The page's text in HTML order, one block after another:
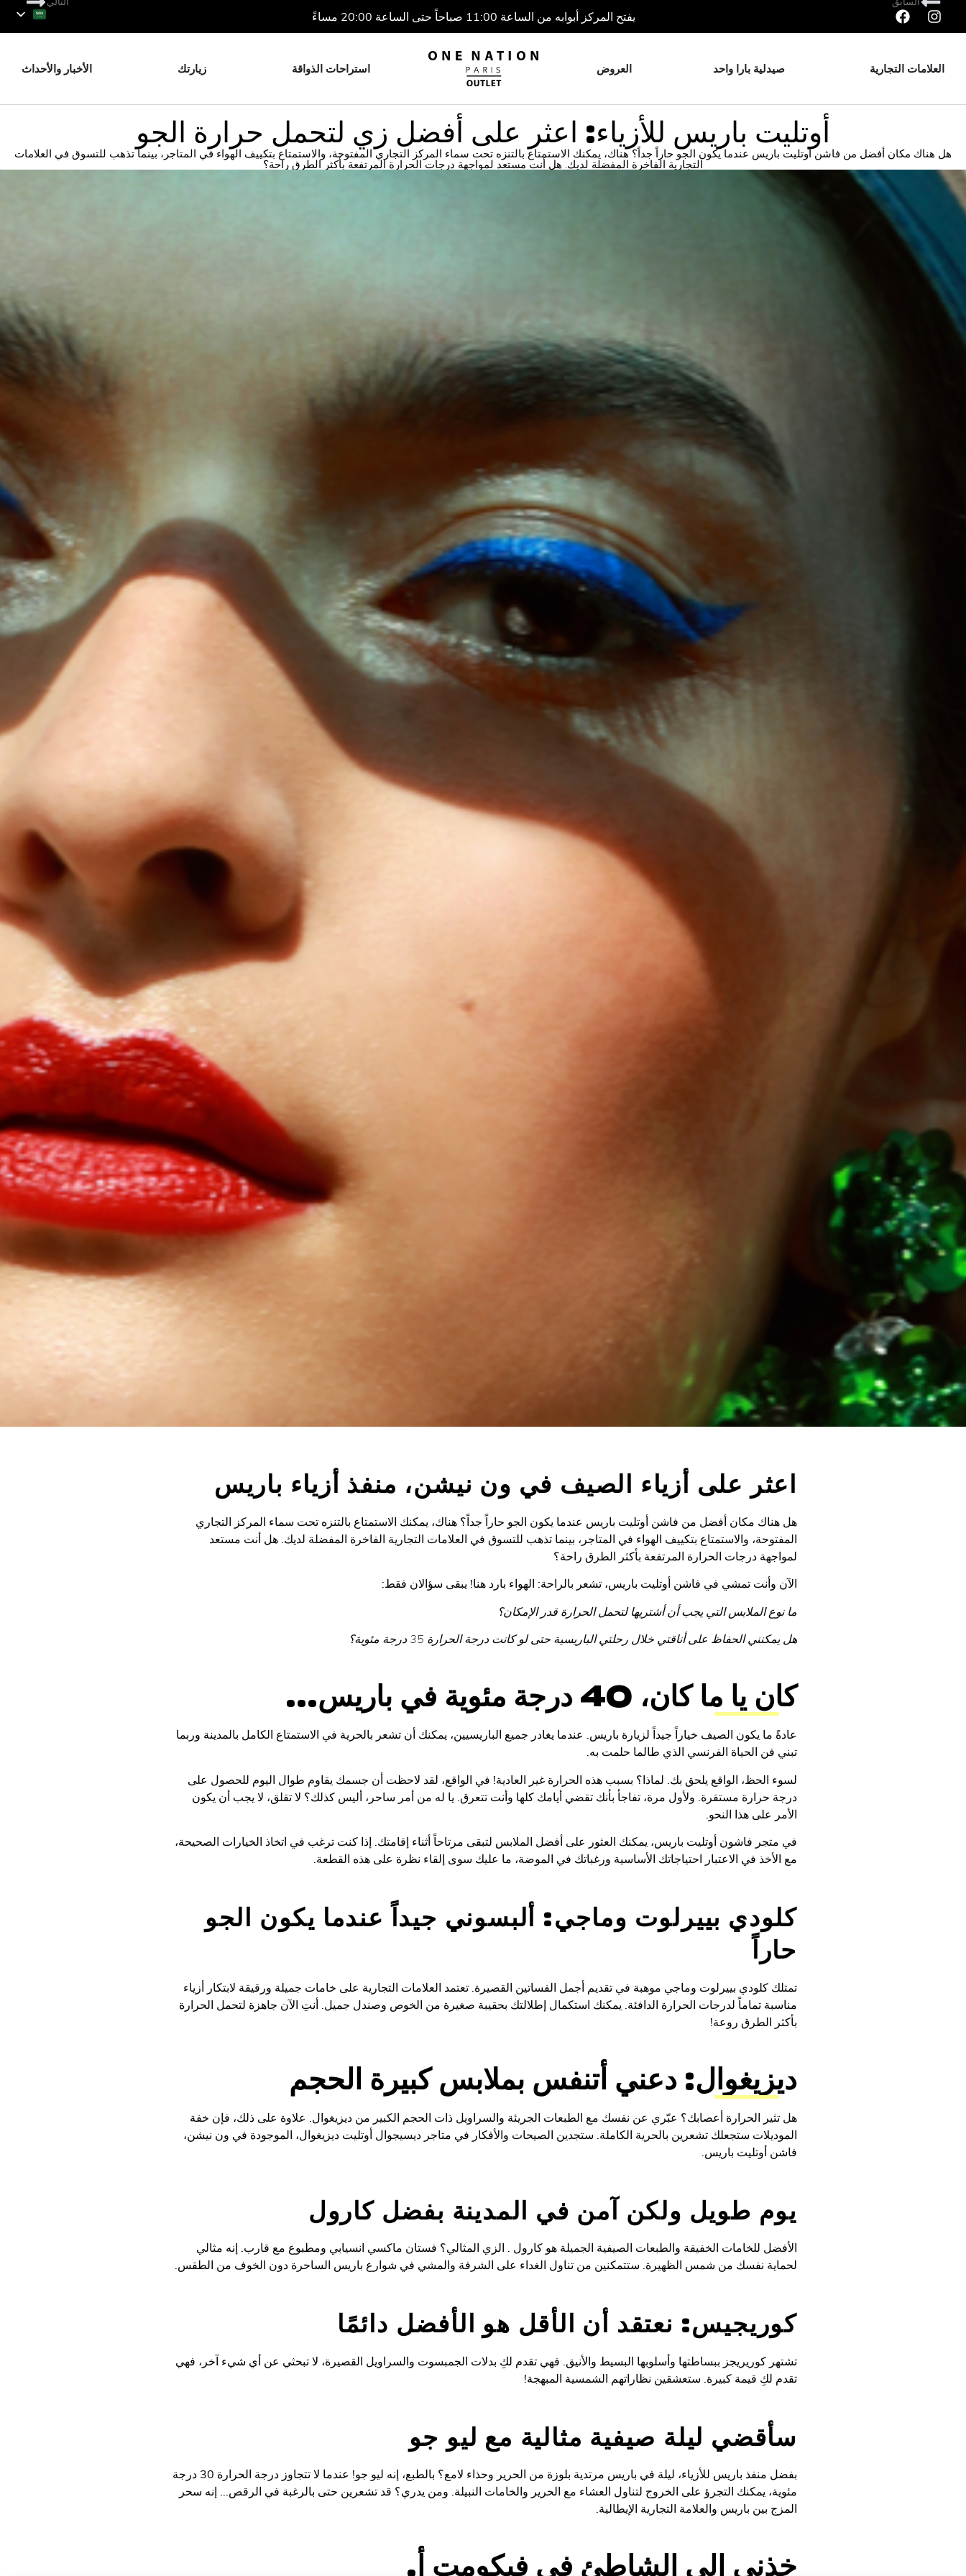
يفتح المركز أبوابه من الساعة 11:00 صباحاً حتى الساعة 20:00 مساءً
العلامات التجارية صيدلية بارا واحد العروض استراحات الذواقة زيارتك الأخبار والأحداث
أوتليت باريس للأزياء: اعثر على أفضل زي لتحمل حرارة الجو
هل هناك مكان أفضل من فاشن أوتليت باريس عندما يكون الجو حاراً جداً؟ هناك، يمكنك الاستمتاع بالتنزه تحت سماء المركز التجاري المفتوحة، والاستمتاع بتكييف الهواء في المتاجر، بينما تذهب للتسوق في العلامات
التجارية الفاخرة المفضلة لديك. هل أنت مستعد لمواجهة درجات الحرارة المرتفعة بأكثر الطرق راحة؟
اعثر على أزياء الصيف في ون نيشن، منفذ أزياء باريس
هل هناك مكان أفضل من فاشن أوتليت باريس عندما يكون الجو حاراً جداً؟ هناك، يمكنك الاستمتاع بالتنزه تحت سماء المركز التجاري
المفتوحة، والاستمتاع بتكييف الهواء في المتاجر، بينما تذهب للتسوق في العلامات التجارية الفاخرة المفضلة لديك. هل أنت مستعد
لمواجهة درجات الحرارة المرتفعة بأكثر الطرق راحة؟
الآن وأنت تمشي في فاشن أوتليت باريس، تشعر بالراحة: الهواء بارد هنا! يبقى سؤالان فقط:
ما نوع الملابس التي يجب أن أشتريها لتحمل الحرارة قدر الإمكان؟
هل يمكنني الحفاظ على أناقتي خلال رحلتي الباريسية حتى لو كانت درجة الحرارة 35 درجة مئوية؟
كان يا ما كان، 40 درجة مئوية في باريس...
عادةً ما يكون الصيف خياراً جيداً لزيارة باريس. عندما يغادر جميع الباريسيين، يمكنك أن تشعر بالحرية في الاستمتاع الكامل بالمدينة وربما
تبني فن الحياة الفرنسي الذي طالما حلمت به.
لسوء الحظ، الواقع يلحق بك. لماذا؟ بسبب هذه الحرارة غير العادية! في الواقع، لقد لاحظت أن جسمك يقاوم طوال اليوم للحصول على
درجة حرارة مستقرة. ولأول مرة، تفاجأ بأنك تقضي أيامك كلها وأنت تتعرق. يا له من أمر ساحر، أليس كذلك؟ لا تقلق، لا يجب أن يكون
الأمر على هذا النحو.
في متجر فاشون أوتليت باريس، يمكنك العثور على أفضل الملابس لتبقى مرتاحاً أثناء إقامتك. إذا كنت ترغب في اتخاذ الخيارات الصحيحة،
مع الأخذ في الاعتبار احتياجاتك الأساسية ورغباتك في الموضة، ما عليك سوى إلقاء نظرة على هذه القطعة.
كلودي بييرلوت وماجي: ألبسوني جيداً عندما يكون الجو
حاراً
تمتلك كلودي بييرلوت وماجي موهبة في تقديم أجمل الفساتين القصيرة. تعتمد العلامات التجارية على خامات جميلة ورقيقة لابتكار أزياء
مناسبة تماماً لدرجات الحرارة الدافئة. يمكنك استكمال إطلالتك بحقيبة صغيرة من الخوص وصندل جميل. أنتِ الآن جاهزة لتحمل الحرارة
بأكثر الطرق روعة!
ديزيغوال: دعني أتنفس بملابس كبيرة الحجم
هل تثير الحرارة أعصابك؟ عبّري عن نفسك مع الطبعات الجريئة والسراويل ذات الحجم الكبير من ديزيغوال. علاوة على ذلك، فإن خفة
الموديلات ستجعلك تشعرين بالحرية الكاملة. ستجدين الصيحات والأفكار في متاجر ديسيجوال أوتليت ديزيغوال، الموجودة في ون نيشن،
فاشن أوتليت باريس.
يوم طويل ولكن آمن في المدينة بفضل كارول
الأفضل للخامات الخفيفة والطبعات الصيفية الجميلة هو كارول . الزي المثالي؟ فستان ماكسي انسيابي ومطبوع مع قارب. إنه مثالي
لحماية نفسك من شمس الظهيرة. ستتمكنين من تناول الغداء على الشرفة والمشي في شوارع باريس الساحرة دون الخوف من الطقس.
كوريجيس: نعتقد أن الأقل هو الأفضل دائمًا
تشتهر كوريريجز ببساطتها وأسلوبها البسيط والأنيق. فهي تقدم لكِ بدلات الجمبسوت والسراويل القصيرة، لا تبحثي عن أي شيء آخر، فهي
تقدم لكِ قيمة كبيرة. ستعشقين نظاراتهم الشمسية المبهجة!
سأقضي ليلة صيفية مثالية مع ليو جو
بفضل منفذ باريس للأزياء، ليلة في باريس مرتدية بلوزة من الحرير وحذاء لامع؟ بالطبع، إنه ليو جو! عندما لا تتجاوز درجة الحرارة 30 درجة
مئوية، يمكنك التجرؤ على الخروج لتناول العشاء مع الحرير والخامات النبيلة. ومن يدري؟ قد تشعرين حتى بالرغبة في الرقص... إنه سحر
المزج بين باريس والعلامة التجارية الإيطالية.
خذني إلى الشاطئ في فيكومت أ.